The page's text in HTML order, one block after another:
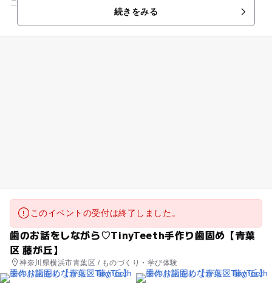
続きをみる
このイベントの受付は終了しました。
歯のお話をしながら♡TinyTeeth手作り歯固め【青葉
区 藤が丘】
神奈川県横浜市青葉区 / ものづくり・学び体験